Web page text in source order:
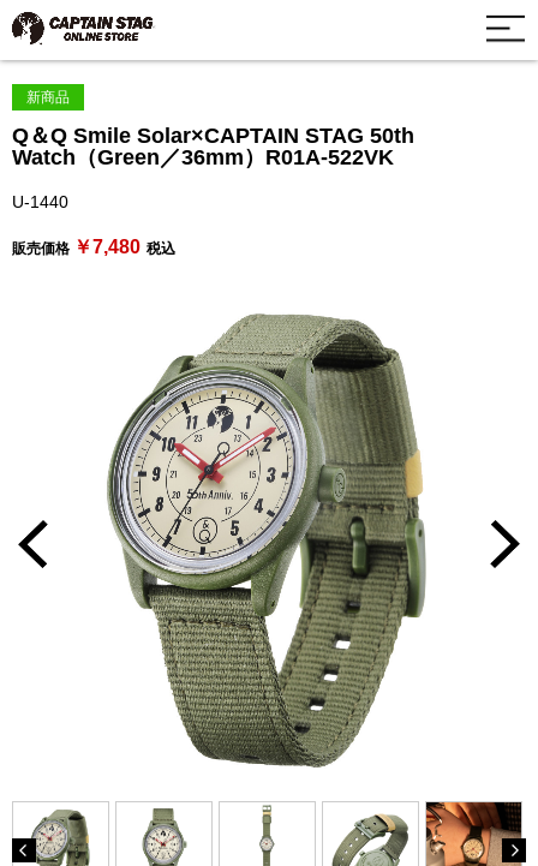
新商品
Q＆Q Smile Solar×CAPTAIN STAG 50th
Watch（Green／36mm）R01A-522VK
U-1440
販売価格 ￥7,480 税込